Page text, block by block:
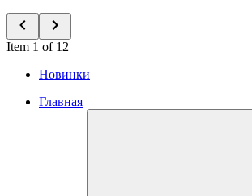
Item 1 of 12
Новинки
Главная